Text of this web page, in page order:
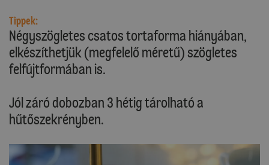
Tippek:
Négyszögletes csatos tortaforma hiányában,
elkészíthetjük (megfelelő méretű) szögletes
felfújtformában is.
Jól záró dobozban 3 hétig tárolható a
hűtőszekrényben.